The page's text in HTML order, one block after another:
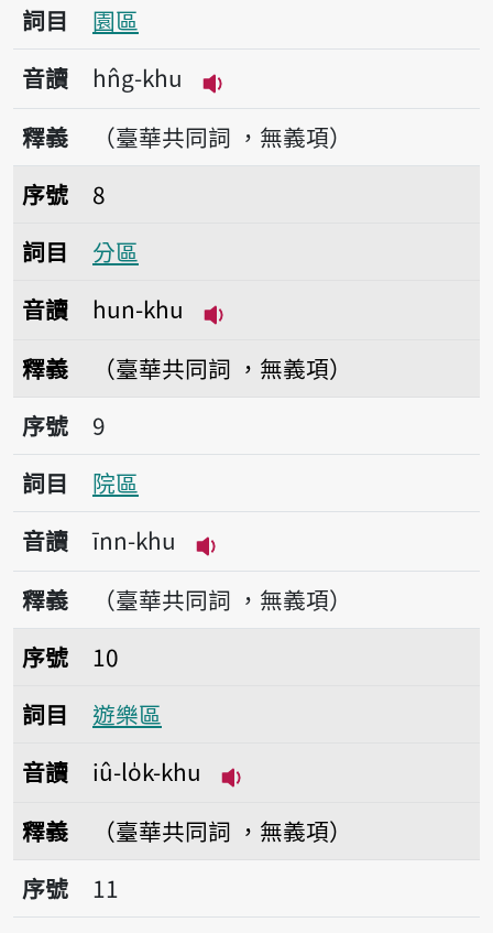
詞目
園區
音讀
hn̂g-khu
播放音讀hn̂g-khu
釋義
（臺華共同詞 ，無義項）
序號8分區
序號
8
詞目
分區
音讀
hun-khu
釋義
（臺華共同詞 ，無義項）
序號9院區
序號
9
詞目
院區
音讀
īnn-khu
播放音讀īnn-khu
釋義
（臺華共同詞 ，無義項）
序號10遊樂區
序號
10
詞目
遊樂區
音讀
iû-lo̍k-khu
釋義
（臺華共同詞 ，無義項）
序號11工業區
序號
11